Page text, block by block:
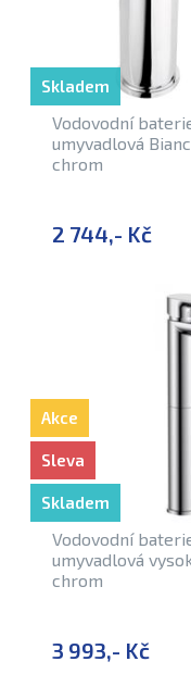
Vodovodní
umyvadlová
chrom
2 744,- Kč
Skladem
Vodovodní
umyvadlová
chrom
3 993,- Kč
Akce
Sleva
Skladem